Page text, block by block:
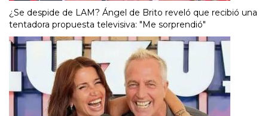
¿Se despide de LAM? Ángel de Brito reveló que recibió una
tentadora propuesta televisiva: "Me sorprendió"